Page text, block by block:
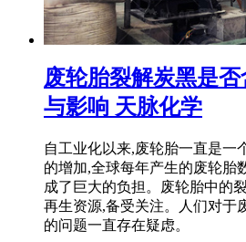
废轮胎裂解炭黑是
与影响 天脉化学
自工业化以来,废轮胎一直是一
的增加,全球每年产生的废轮胎
成了巨大的负担。废轮胎中的
再生资源,备受关注。人们对于
的问题一直存在疑虑。